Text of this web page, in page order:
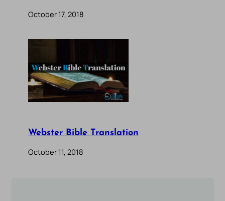
October 17, 2018
Webster Bible Translation
October 11, 2018